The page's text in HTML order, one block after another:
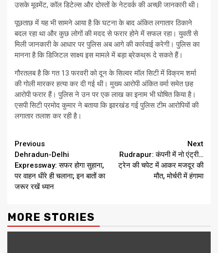
उसके मूवमेंट, कॉल डिटेल्स और दोस्तों के नेटवर्क की अच्छी जानकारी थी।
पूछताछ में यह भी सामने आया है कि घटना के बाद अंकित लगातार ठिकाने
बदल रहा था और कुछ लोगों की मदद से फरार होने में सफल रहा। युवती से
मिली जानकारी के आधार पर पुलिस अब आगे की कार्रवाई करेगी। पुलिस का
मानना है कि डिजिटल साक्ष्य इस मामले में बड़ा ब्रेकथ्रू दे सकते हैं।
गौरतलब है कि गत 13 फरवरी को दून के सिल्वर मॉल सिटी में विक्रम शर्मा
की गोली मारकर हत्या कर दी गई थी। मुख्य आरोपी अंकित वर्मा समेत छह
आरोपी फरार हैं। पुलिस ने उन पर एक लाख का इनाम भी घोषित किया है।
एसपी सिटी प्रमोद कुमार ने बताया कि झारखंड गई पुलिस टीम आरोपियों की
लगातार तलाश कर रही है।
Continue
Reading
Previous
Dehradun-Delhi
Expressway: सफर होगा सुहाना,
पर वाहन धीरे ही चलाना; इन बातों का
जरूर रखें ध्यान
Next
Rudrapur: कंपनी में नो एंट्री…
ट्रेन की चपेट में आकर मजदूर की
मौत, मोर्चरी में हंगामा
MORE STORIES